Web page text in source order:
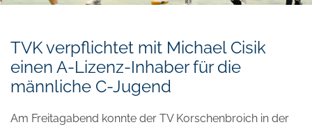
TVK verpflichtet mit Michael Cisik
einen A-Lizenz-Inhaber für die
männliche C-Jugend
Am Freitagabend konnte der TV Korschenbroich in der